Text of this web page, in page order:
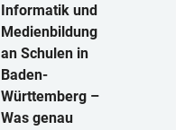
Informatik und
Medienbildung
an Schulen in
Baden-
Württemberg –
Was genau